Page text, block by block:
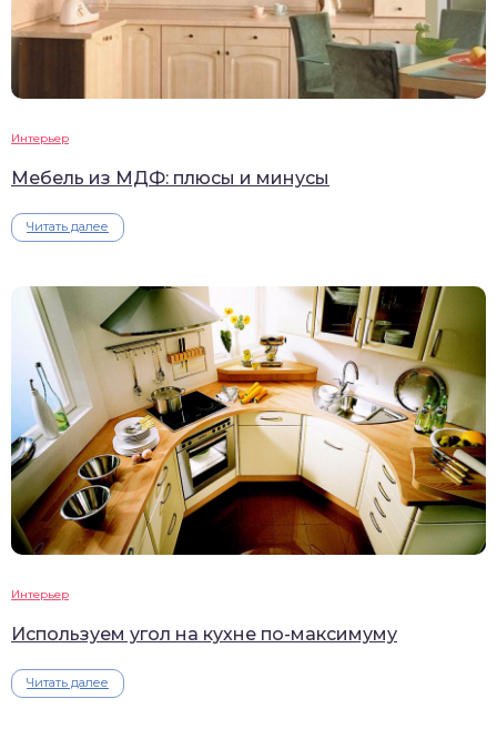
Интерьер
Мебель из МДФ: плюсы и минусы
Читать далее
Интерьер
Используем угол на кухне по-максимуму
Читать далее